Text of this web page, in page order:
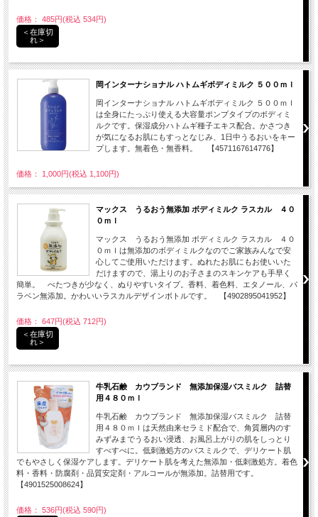
価格： 485円(税込 534円)
＜在庫切
れ＞
岡インターナショナル ハトムギボディミルク ５００ｍｌ
岡インターナショナル ハトムギボディミルク ５００ｍｌ
は全身にたっぷり使える大容量ポンプタイプのボディミ
ルクです。保湿成分ハトムギ種子エキス配合。かさつき
が気になるお肌にもすっとなじみ、1日中うるおいをキー
プします。無着色・無香料。 【4571167614776】
価格： 1,000円(税込 1,100円)
マックス うるおう無添加 ボディミルク ラスカル ４０
０ｍｌ
マックス うるおう無添加 ボディミルク ラスカル ４０
０ｍｌは無添加のボディミルクなのでご家族みんなで安
心してご使用いただけます。ぬれたお肌にもお使いいた
だけますので、湯上りのお子さまのスキンケアも手早く
簡単。 べたつきが少なく、ぬりやすいタイプ。香料、着色料、エタノール、パ
ラベン無添加。かわいいラスカルデザインボトルです。 【4902895041952】
価格： 647円(税込 712円)
＜在庫切
れ＞
牛乳石鹸 カウブランド 無添加保湿バスミルク 詰替
用４８０ｍｌ
牛乳石鹸 カウブランド 無添加保湿バスミルク 詰替
用４８０ｍｌは天然由来セラミド配合で、角質層内のす
みずみまでうるおい浸透、お風呂上がりの肌をしっとり
すべすべに。低刺激処方のバスミルクで、デリケート肌
でもやさしく保湿ケアします。デリケート肌を考えた無添加・低刺激処方。着色
料・香料・防腐剤・品質安定剤・アルコールが無添加。詰替用です。
【4901525008624】
価格： 536円(税込 590円)